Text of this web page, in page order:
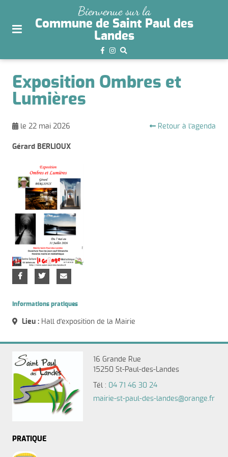
site
aller au
Bienvenue sur la
Commune de Saint Paul des
Landes
Exposition Ombres et
Lumières
le 22 mai 2026 Retour à l'agenda
Gérard BERLIOUX
Informations pratiques
Lieu : Hall d'exposition de la Mairie
16 Grande Rue
15250 St-Paul-des-Landes
Tél : 04 71 46 30 24
mairie-st-paul-des-landes@orange.fr
PRATIQUE